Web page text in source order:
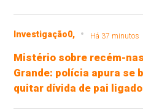
Investigação0, Há 37 minutos
Mistério sobre recém-
Grande: polícia apura se
quitar dívida de pai